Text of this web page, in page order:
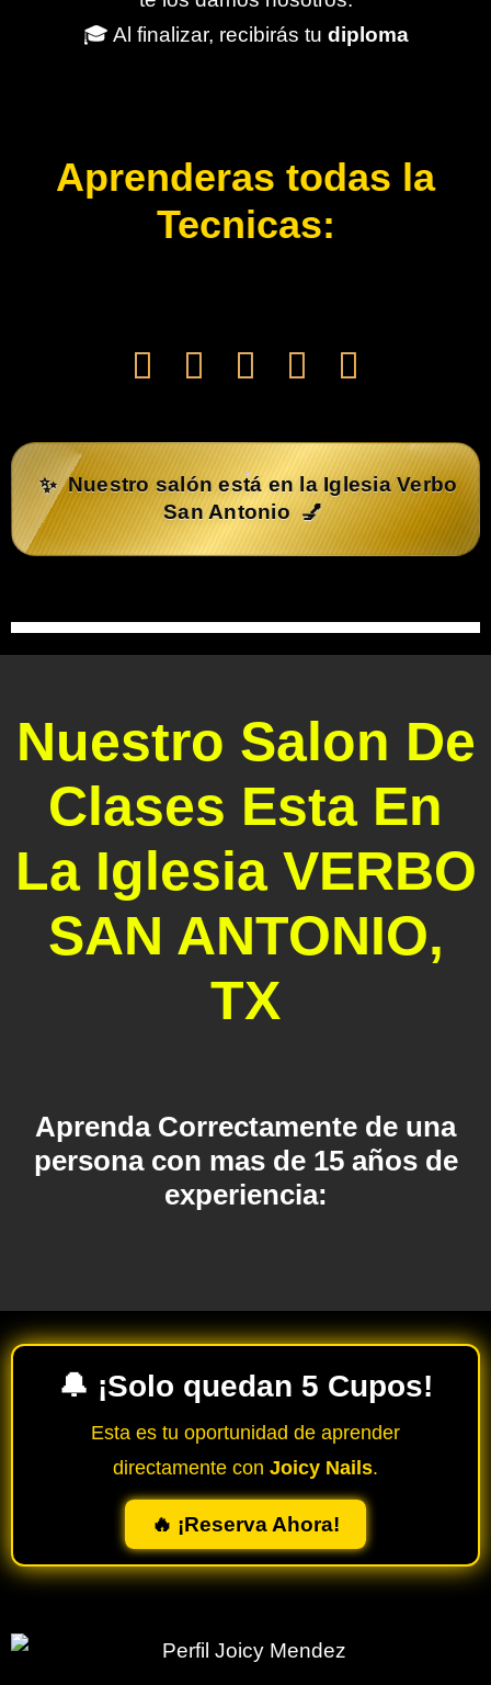
🎓 Al finalizar, recibirás tu diploma
Aprenderas todas la
Tecnicas:
✨ Nuestro salón está en la Iglesia Verbo
San Antonio 💅
Nuestro Salon De
Clases Esta En
La Iglesia VERBO
SAN ANTONIO,
TX
Aprenda Correctamente de una
persona con mas de 15 años de
experiencia:
🔔 ¡Solo quedan 5 Cupos!
Esta es tu oportunidad de aprender
directamente con Joicy Nails.
🔥 ¡Reserva Ahora!